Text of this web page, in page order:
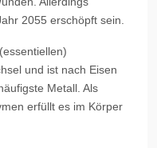
2055 erschöpft sein.
und ist nach Eisen
Metall. Als
erfüllt es im Körper